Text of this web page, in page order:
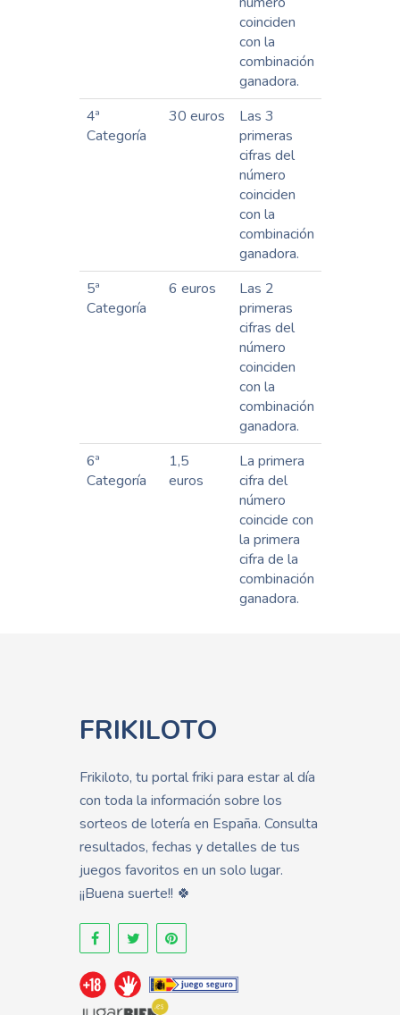
coinciden
con la
combinación
ganadora.
4ª
Categoría
30 euros
Las 3
primeras
cifras del
número
coinciden
con la
combinación
ganadora.
5ª
Categoría
6 euros
Las 2
primeras
cifras del
número
coinciden
con la
combinación
ganadora.
6ª
Categoría
1,5
euros
La primera
cifra del
número
coincide con
la primera
cifra de la
combinación
ganadora.
FRIKILOTO
Frikiloto, tu portal friki para estar al día
con toda la información sobre los
sorteos de lotería en España. Consulta
resultados, fechas y detalles de tus
juegos favoritos en un solo lugar.
¡¡Buena suerte!! 🍀